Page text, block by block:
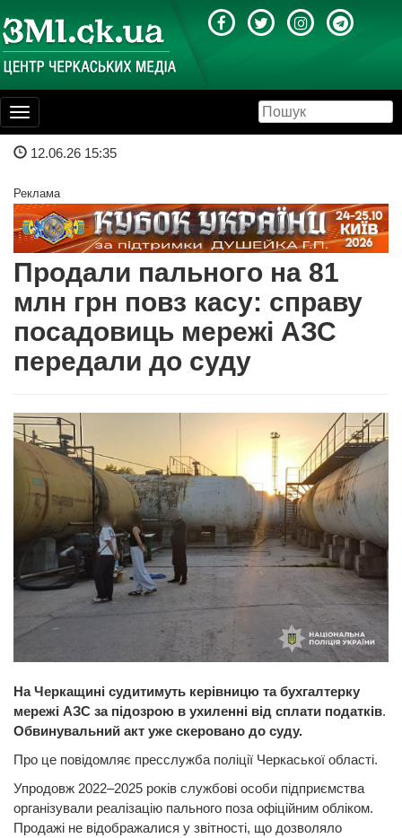
Toggle
navigation
12.06.26 15:35
Реклама
Продали пального на 81
млн грн повз касу: справу
посадовиць мережі АЗС
передали до суду
На Черкащині судитимуть керівницю та бухгалтерку
мережі АЗС за підозрою в ухиленні від сплати податків.
Обвинувальний акт уже скеровано до суду.
Про це повідомляє пресслужба поліції Черкаської області.
Упродовж 2022–2025 років службові особи підприємства
організували реалізацію пального поза офіційним обліком.
Продажі не відображалися у звітності, що дозволяло